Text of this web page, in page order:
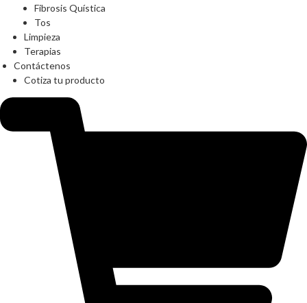
Fibrosis Quística
Tos
Limpieza
Terapias
Contáctenos
Cotiza tu producto